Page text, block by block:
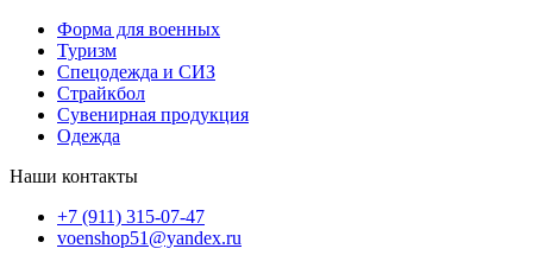
Форма для военных
Туризм
Спецодежда и СИЗ
Страйкбол
Сувенирная продукция
Одежда
Наши контакты
+7 (911) 315-07-47
voenshop51@yandex.ru